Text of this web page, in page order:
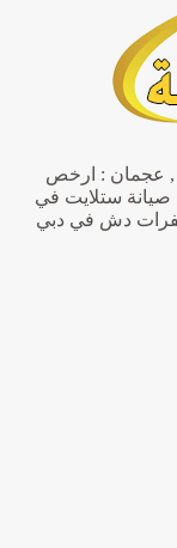
, عجمان : ارخص
ستلايت في
دش في دبي